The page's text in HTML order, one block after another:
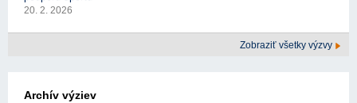
20. 2. 2026
Zobraziť všetky výzvy
Archív výziev